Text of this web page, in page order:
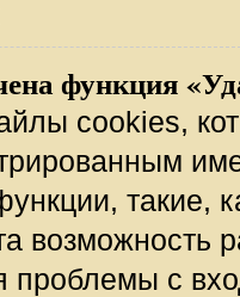
функция
cookies,
такие,
возможность
проблемы с